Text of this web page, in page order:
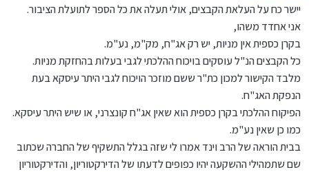
שבכשרות הרב דביר.
יישר כח על העלאת הקבצים, אולי תעלה את כל הספר לתועלת הציבור.
אני אחדד משהו,
בקרן כספית אין מניות, יש רק אג"ח, מק"מ, נע"מ.
כל הקבצים הנ"ל עוסקים בויכוח ההלכתי לגבי בעלות בהחזקת מניות.
מלבד הקישור למכון כת"ר ששם מוזכר הויכוח לגבי היתר עיסקא בעת
הנפקת האג"ח.
הפיקוח ההלכתי בקרן כספית הוא שאין אג"ח קונצרני, או שיש היתר עיסקא.
כמו כן שאין נע"מ.
בבית הוראה של הרב וינד אמרו לי שזה בגלל התשקיף של החברה שכתוב
שם שתמהילי ההשקעה יהיו כפופים לדעתו של הדירקטוריון, והדירקטוריון